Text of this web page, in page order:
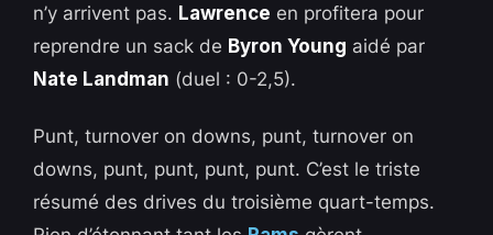
n’y arrivent pas. Lawrence en profitera pour
reprendre un sack de Byron Young aidé par
Nate Landman (duel : 0-2,5).
Punt, turnover on downs, punt, turnover on
downs, punt, punt, punt, punt. C’est le triste
résumé des drives du troisième quart-temps.